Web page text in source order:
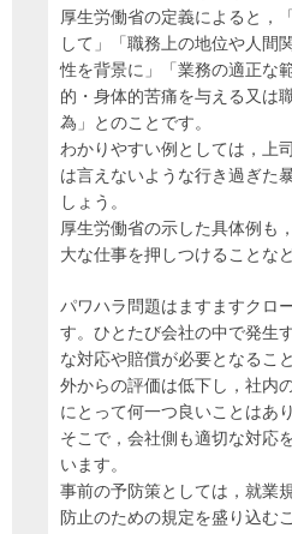
厚生労働省の定義によると，
して」「職務上の地位や人間
性を背景に」「業務の適正な
的・身体的苦痛を与える又は
為」とのことです。
わかりやすい例としては，上
は言えないような行き過ぎた
しょう。
厚生労働省の示した具体例も
大な仕事を押しつけることな
パワハラ問題はますますクロ
す。ひとたび会社の中で発生
な対応や賠償が必要となるこ
外からの評価は低下し，社内
にとって何一つ良いことはあ
そこで，会社側も適切な対応
います。
事前の予防策としては，就業
防止のための規定を盛り込む